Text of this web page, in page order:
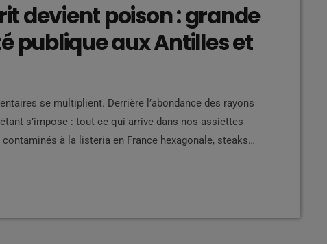
devient poison : grande
publique aux Antilles et
se multiplient. Derrière l’abondance des rayons
s’impose : tout ce qui arrive dans nos assiettes
à la listeria en France hexagonale, steaks
farines ou pâtes suspectées... Les exemples sont